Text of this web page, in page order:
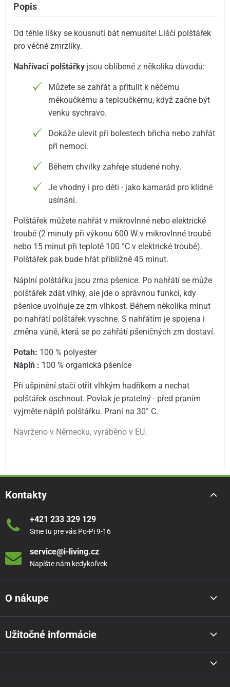
Popis
Od téhle lišky se kousnutí bát nemusíte! Liščí polštářek
pro věčné zmrzlíky.
Nahřívací polštářky jsou oblíbené z několika důvodů:
Můžete se zahřát a přitulit k něčemu
měkoučkému a teploučkému, když začne být
venku sychravo.
Dokáže ulevit při bolestech břicha nebo zahřát
při nemoci.
Během chvilky zahřeje studené nohy.
Je vhodný i pro děti - jako kamarád pro klidné
usínání.
Polštářek můžete nahřát v mikrovlnné nebo elektrické
troubě (2 minuty při výkonu 600 W v mikrovlnné troubě
nebo 15 minut při teplotě 100 °C v elektrické troubě).
Polštářek pak bude hřát přibližně 45 minut.
Náplní polštářku jsou zrna pšenice. Po nahřátí se může
polštářek zdát vlhký, ale jde o správnou funkci, kdy
pšenice uvolňuje ze zrn vlhkost. Během několika minut
po nahřátí polštářek vyschne. S nahřátím je spojena i
změna vůně, která se po zahřátí pšeničných zrn dostaví.
Potah: 100 % polyester
Náplň : 100 % organická pšenice
Při ušpinění stačí otřít vlhkým hadříkem a nechat
polštářek oschnout. Povlak je pratelný - před praním
vyjměte náplň polštářku. Praní na 30° C.
Navrženo v Německu, vyráběno v EU.
Kontakty
+421 233 329 129
Sme tu pre vás Po-Pi 9-16
service@i-living.cz
Napíšte nám kedykoľvek
O nákupe
Užitočné informácie